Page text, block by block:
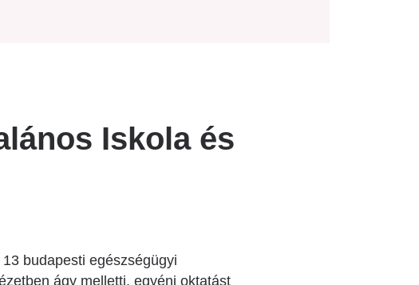
Iskola és
budapesti egészségügyi
ágy melletti, egyéni oktatást